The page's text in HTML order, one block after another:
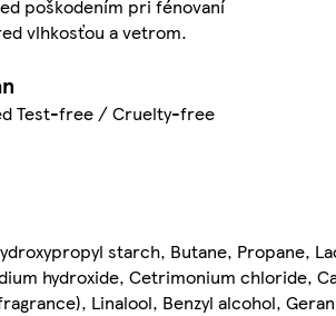
poškodením pri fénovaní
vlhkosťou a vetrom.
Test-free / Cruelty-free
starch, Butane, Propane,
hydroxide, Cetrimonium chloride,
Linalool, Benzyl alcohol,